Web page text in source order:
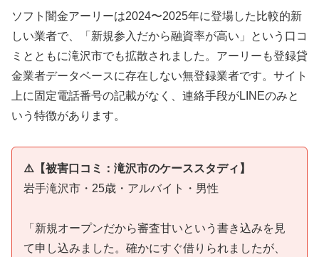
ソフト闇金アーリーは2024〜2025年に登場した比較的新
しい業者で、「新規参入だから融資率が高い」という口コ
ミとともに滝沢市でも拡散されました。アーリーも登録貸
金業者データベースに存在しない無登録業者です。サイト
上に固定電話番号の記載がなく、連絡手段がLINEのみと
いう特徴があります。
⚠️【被害口コミ：滝沢市のケーススタディ】
岩手滝沢市・25歳・アルバイト・男性
「新規オープンだから審査甘いという書き込みを見
て申し込みました。確かにすぐ借りられましたが、